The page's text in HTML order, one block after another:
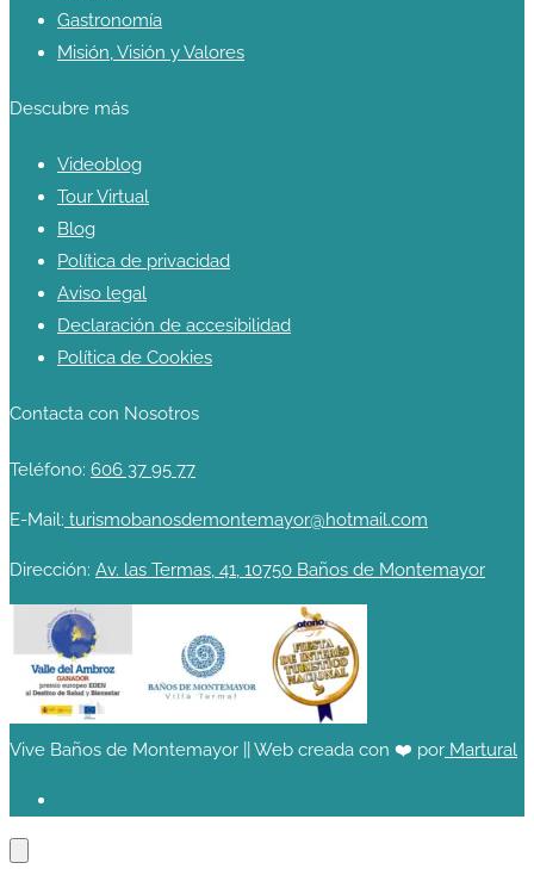
Gastronomía
Misión, Visión y Valores
Descubre más
Videoblog
Tour Virtual
Blog
Política de privacidad
Aviso legal
Declaración de accesibilidad
Política de Cookies
Contacta con Nosotros
Teléfono: 606 37 95 77
E-Mail: turismobanosdemontemayor@hotmail.com
Dirección: Av. las Termas, 41, 10750 Baños de Montemayor
Vive Baños de Montemayor || Web creada con ❤️ por Martural